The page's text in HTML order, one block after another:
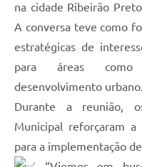
na cidade Ribeirão
A conversa teve como
estratégicas de
para áreas
desenvolvimento urbano.
Durante a reunião,
Municipal reforçaram a
para a implementação